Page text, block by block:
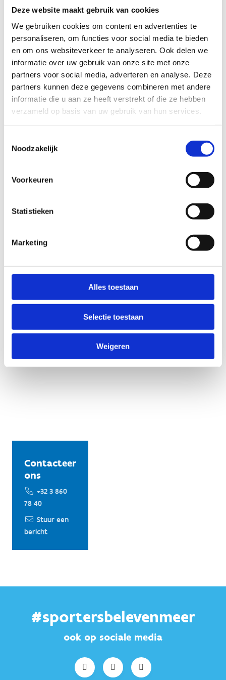
Deze website maakt gebruik van cookies
We gebruiken cookies om content en advertenties te
personaliseren, om functies voor social media te bieden
en om ons websiteverkeer te analyseren. Ook delen we
informatie over uw gebruik van onze site met onze
partners voor social media, adverteren en analyse. Deze
partners kunnen deze gegevens combineren met andere
informatie die u aan ze heeft verstrekt of die ze hebben
verzameld op basis van uw gebruik van hun services.
Noodzakelijk
Voorkeuren
Statistieken
Marketing
Alles toestaan
Selectie toestaan
Weigeren
Koop je ticket(s)
Je verjaardag vieren aan het
water?
Toevallig jarig in het voorjaar? Dan kan je deze
je vrienden uit, wij doen de rest en zorgen voor een
uniek feestje in en rond het water.
Ontdek onze verjaardagsfeestjes
Contacteer
ons
+32 3 860
78 40
Stuur een
bericht
#sportersbelevenmeer
ook op sociale media